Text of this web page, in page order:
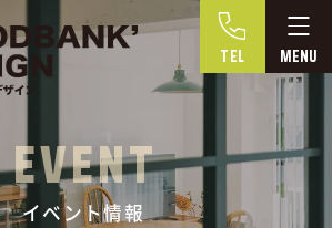
TEL
EVENT
イベント情報